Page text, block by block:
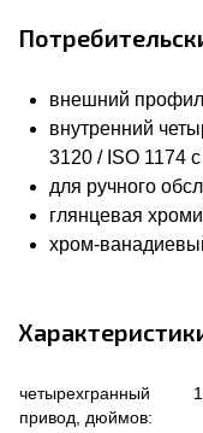
внешний
внутренний
3120 / ISO 1174
для ручного
глянцевая
хром-
четырехгранный
привод, дюймов: